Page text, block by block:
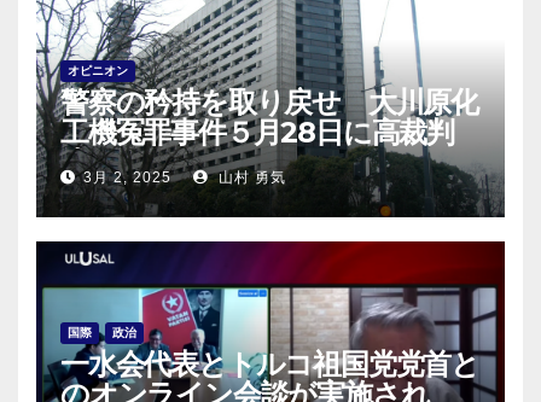
オピニオン
警察の矜持を取り戻せ 大川原化
工機冤罪事件５月28日に高裁判
決！
3月 2, 2025 山村 勇気
国際 政治
一水会代表とトルコ祖国党党首と
のオンライン会談が実施され